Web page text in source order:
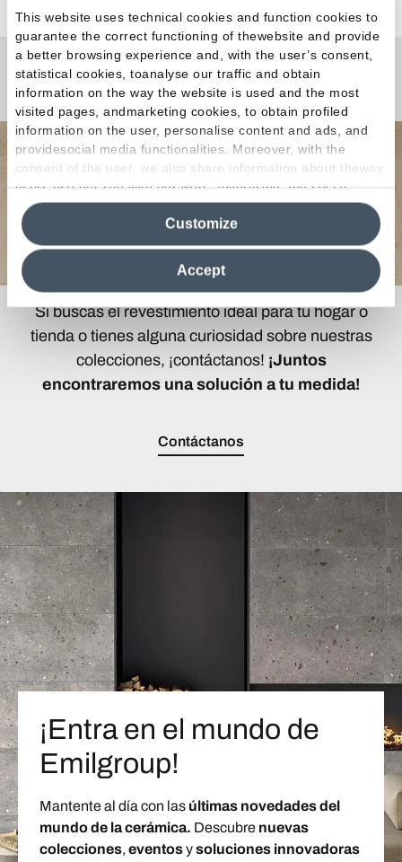
This website uses technical cookies and function cookies to
guarantee the correct functioning of thewebsite and provide
a better browsing experience and, with the user’s consent,
statistical cookies, toanalyse our traffic and obtain
information on the way the website is used and the most
visited pages, andmarketing cookies, to obtain profiled
information on the user, personalise content and ads, and
providesocial media functionalities. Moreover, with the
consent of the user, we also share information about theway
users use our site with our web, advertising and social
media analytics partners, who may combine itwith other
information in their possession. By closing this banner,
clicking on "Reject", it will be possible tocontinue browsing
the site after installing only technical cookies. For more
information see the
Cookie Policy
Accept
Customize
¿Curiosidades o Preguntas?
Si buscas el revestimiento ideal para tu hogar o
tienda o tienes alguna curiosidad sobre nuestras
colecciones, ¡contáctanos! ¡Juntos
encontraremos una solución a tu medida!
Contáctanos
¡Entra en el mundo de
Emilgroup!
Mantente al día con las últimas novedades del
mundo de la cerámica. Descubre nuevas
colecciones, eventosysoluciones innovadoras